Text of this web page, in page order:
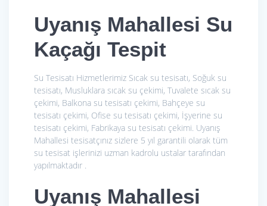
Uyanış Mahallesi Su
Kaçağı Tespit
Su Tesisatı Hizmetlerimiz Sıcak su tesisatı, Soğuk su
tesisatı, Musluklara sıcak su çekimi, Tuvalete sıcak su
çekimi, Balkona su tesisatı çekimi, Bahçeye su
tesisatı çekimi, Ofise su tesisatı çekimi, İşyerine su
tesisatı çekimi, Fabrikaya su tesisatı çekimi. Uyanış
Mahallesi tesisatçınız sizlere 5 yıl garantili olarak tüm
su tesisat işlerinizi uzman kadrolu ustalar tarafından
yapılmaktadır .
Uyanış Mahallesi